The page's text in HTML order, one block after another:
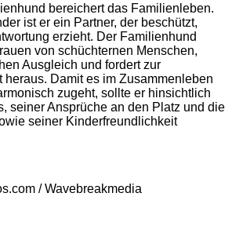
bereichert das Familienleben.
ist er ein Partner, der beschützt,
erzieht. Der Familienhund
von schüchternen Menschen,
Ausgleich und fordert zur
heraus. Damit es im Zusammenleben
zugeht, sollte er hinsichtlich
seiner Ansprüche an den Platz und die
seiner Kinderfreundlichkeit
/ Wavebreakmedia